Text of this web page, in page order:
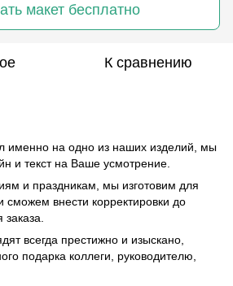
макет бесплатно
К сравнению
именно на одно из наших изделий, мы
и текст на Ваше усмотрение.
и праздникам, мы изготовим для
сможем внести корректировки до
всегда престижно и изыскано,
подарка коллеги, руководителю,